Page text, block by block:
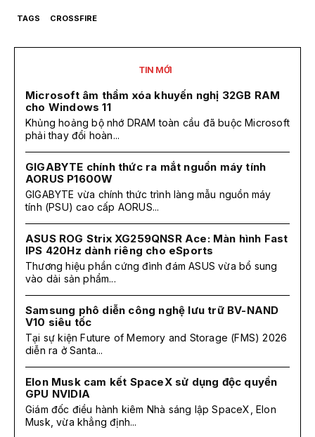
TAGS CROSSFIRE
TIN MỚI
Microsoft âm thầm xóa khuyến nghị 32GB RAM
cho Windows 11
Khủng hoảng bộ nhớ DRAM toàn cầu đã buộc Microsoft
phải thay đổi hoàn...
GIGABYTE chính thức ra mắt nguồn máy tính
AORUS P1600W
GIGABYTE vừa chính thức trình làng mẫu nguồn máy
tính (PSU) cao cấp AORUS...
ASUS ROG Strix XG259QNSR Ace: Màn hình Fast
IPS 420Hz dành riêng cho eSports
Thương hiệu phần cứng đình đám ASUS vừa bổ sung
vào dải sản phẩm...
Samsung phô diễn công nghệ lưu trữ BV-NAND
V10 siêu tốc
Tại sự kiện Future of Memory and Storage (FMS) 2026
diễn ra ở Santa...
Elon Musk cam kết SpaceX sử dụng độc quyền
GPU NVIDIA
Giám đốc điều hành kiêm Nhà sáng lập SpaceX, Elon
Musk, vừa khẳng định...